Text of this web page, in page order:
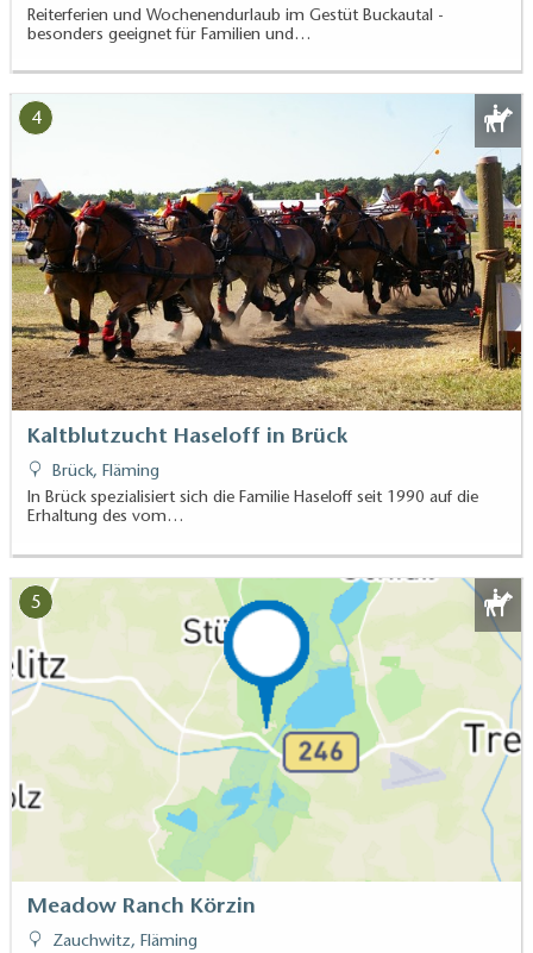
Reiterferien und Wochenendurlaub im Gestüt Buckautal -
besonders geeignet für Familien und…
4
Kaltblutzucht Haseloff in Brück
Brück, Fläming
In Brück spezialisiert sich die Familie Haseloff seit 1990 auf die
Erhaltung des vom…
5
Meadow Ranch Körzin
Zauchwitz, Fläming